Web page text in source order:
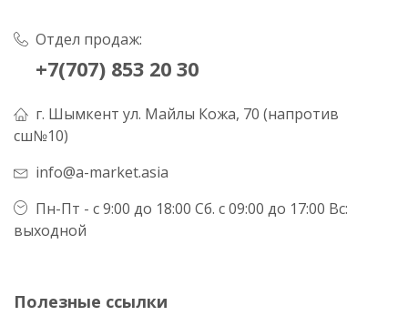
Отдел продаж:
+7(707) 853 20 30
г. Шымкент ул. Майлы Кожа, 70 (напротив
сш№10)
info@a-market.asia
Пн-Пт - с 9:00 до 18:00 Сб. с 09:00 до 17:00 Вс:
выходной
Полезные ссылки